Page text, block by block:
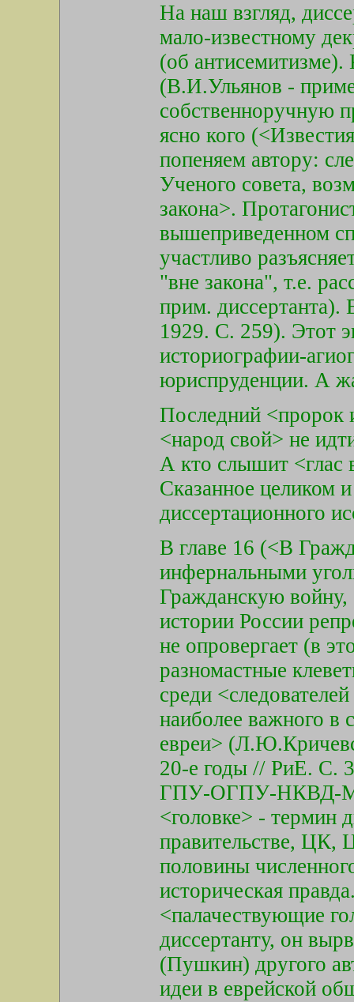
На наш взгляд,
мало-известному
(об антисемитизме).
(В.И.Ульянов -
собственноручную
ясно кого
попеняем автору:
Ученого совета,
закона>.
вышеприведенном
участливо
"вне закона", т.е.
прим.
1929. С. 259). Этот
историографии-
юриспруденции. А
Последний <пророк
<народ свой> не
А кто слышит <глас
Сказанное целиком
диссертационного
В главе 16 (<В
инфернальными
Гражданскую
истории России
не опровергает (в
разномастные
среди
наиболее важного в
евреи>
20-е годы // РиЕ. С.
ГПУ-ОГПУ-НКВД-
<головке> - термин
правительстве, ЦК,
половины
историческая
<палачествующие
диссертанту, он
(Пушкин) другого
идеи в еврейской